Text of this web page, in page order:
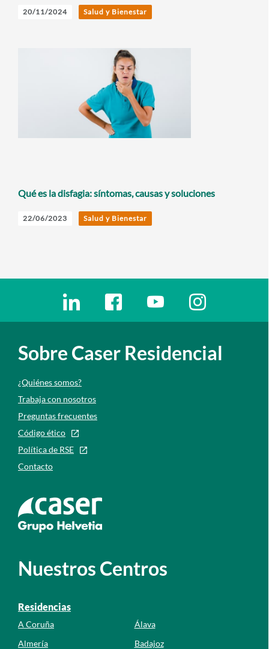
20/11/2024 Salud y Bienestar
Qué es la disfagia: síntomas, causas y soluciones
22/06/2023 Salud y Bienestar
Ir a a la red social. Abre ventana nueva
Ir a a la red social. Abre ventana
Ir a a la red social. Abre
Ir a a la red
Sobre Caser Residencial
¿Quiénes somos?
Trabaja con nosotros
Preguntas frecuentes
Código ético
Política de RSE
Contacto
Ir a la web de caser
Nuestros Centros
Residencias
A Coruña
Álava
Almería
Badajoz